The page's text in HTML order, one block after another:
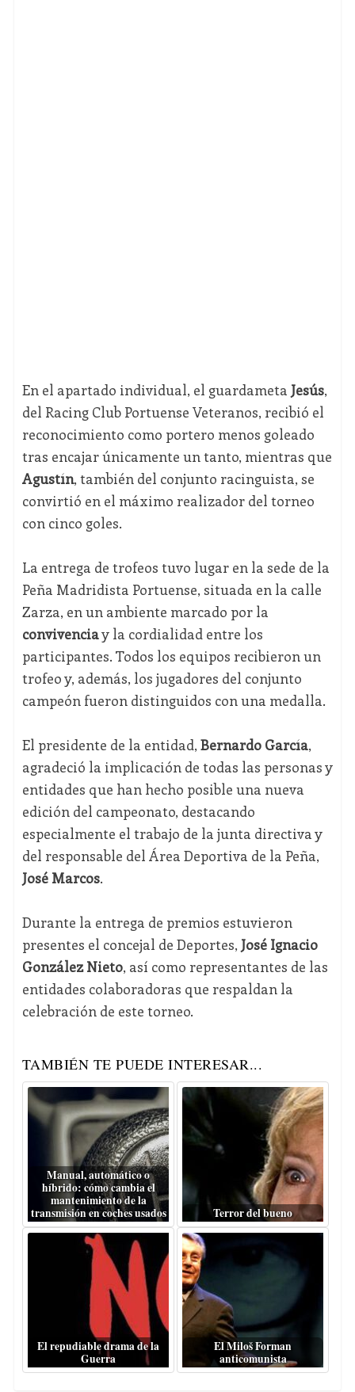
En el apartado individual, el guardameta Jesús,
del Racing Club Portuense Veteranos, recibió el
reconocimiento como portero menos goleado
tras encajar únicamente un tanto, mientras que
Agustín, también del conjunto racinguista, se
convirtió en el máximo realizador del torneo
con cinco goles.
La entrega de trofeos tuvo lugar en la sede de la
Peña Madridista Portuense, situada en la calle
Zarza, en un ambiente marcado por la
convivenciay la cordialidad entre los
participantes. Todos los equipos recibieron un
trofeo y, además, los jugadores del conjunto
campeón fueron distinguidos con una medalla.
El presidente de la entidad, Bernardo García,
agradeció la implicación de todas las personas y
entidades que han hecho posible una nueva
edición del campeonato, destacando
especialmente el trabajo de la junta directiva y
del responsable del Área Deportiva de la Peña,
José Marcos.
Durante la entrega de premios estuvieron
presentes el concejal de Deportes, José Ignacio
González Nieto, así como representantes de las
entidades colaboradoras que respaldan la
celebración de este torneo.
TAMBIÉN TE PUEDE INTERESAR...
Manual, automático o
híbrido: cómo cambia el
mantenimiento de la
transmisión en coches usados
Terror del bueno
El repudiable drama de la
Guerra
El Miloš Forman
anticomunista